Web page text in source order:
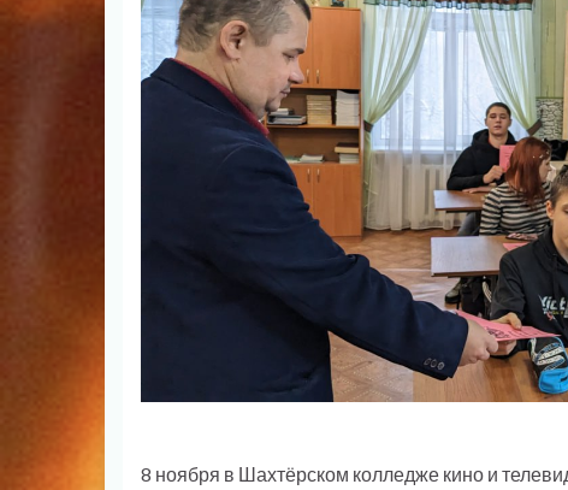
8 ноября в Шахтёрском колледже кино и